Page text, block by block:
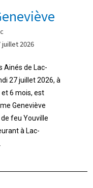
2026
Ainés de Lac-
27 juillet 2026, à
et 6 mois, est
Geneviève
feu Youville
à Lac-